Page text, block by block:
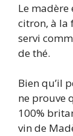
Le madère
citron, à la
servi
de thé.
Bien qu’il
ne prouve
100%
vin de